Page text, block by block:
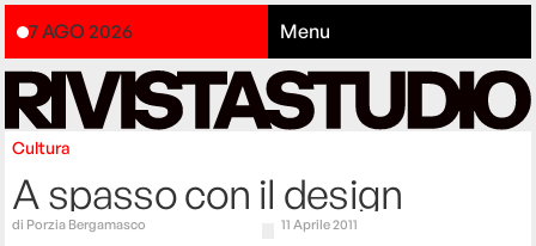
7 AGO 2026 Menu
Cultura
A spasso con il design
di Porzia Bergamasco 11 Aprile 2011